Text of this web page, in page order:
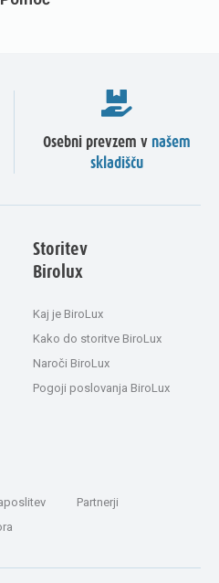
Osebni prevzem v našem
skladišču
Storitev
Birolux
Kaj je BiroLux
Kako do storitve BiroLux
Naroči BiroLux
Pogoji poslovanja BiroLux
Partnerji